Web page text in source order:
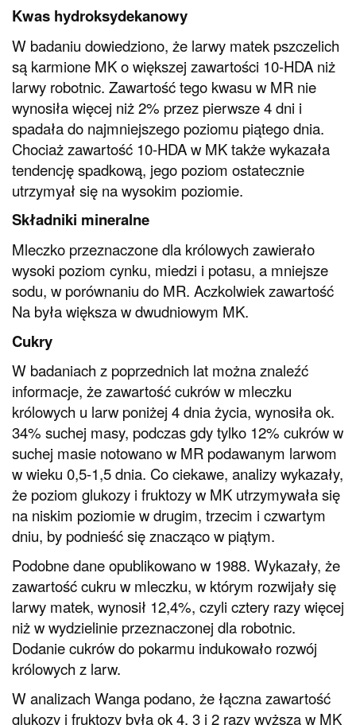
Kwas hydroksydekanowy
W badaniu dowiedziono, że larwy matek pszczelich
są karmione MK o większej zawartości 10-HDA niż
larwy robotnic. Zawartość tego kwasu w MR nie
wynosiła więcej niż 2% przez pierwsze 4 dni i
spadała do najmniejszego poziomu piątego dnia.
Chociaż zawartość 10-HDA w MK także wykazała
tendencję spadkową, jego poziom ostatecznie
utrzymyał się na wysokim poziomie.
Składniki mineralne
Mleczko przeznaczone dla królowych zawierało
wysoki poziom cynku, miedzi i potasu, a mniejsze
sodu, w porównaniu do MR. Aczkolwiek zawartość
Na była większa w dwudniowym MK.
Cukry
W badaniach z poprzednich lat można znaleźć
informacje, że zawartość cukrów w mleczku
królowych u larw poniżej 4 dnia życia, wynosiła ok.
34% suchej masy, podczas gdy tylko 12% cukrów w
suchej masie notowano w MR podawanym larwom
w wieku 0,5-1,5 dnia. Co ciekawe, analizy wykazały,
że poziom glukozy i fruktozy w MK utrzymywała się
na niskim poziomie w drugim, trzecim i czwartym
dniu, by podnieść się znacząco w piątym.
Podobne dane opublikowano w 1988. Wykazały, że
zawartość cukru w mleczku, w którym rozwijały się
larwy matek, wynosił 12,4%, czyli cztery razy więcej
niż w wydzielinie przeznaczonej dla robotnic.
Dodanie cukrów do pokarmu indukowało rozwój
królowych z larw.
W analizach Wanga podano, że łączna zawartość
glukozy i fruktozy była ok 4, 3 i 2 razy wyższa w MK